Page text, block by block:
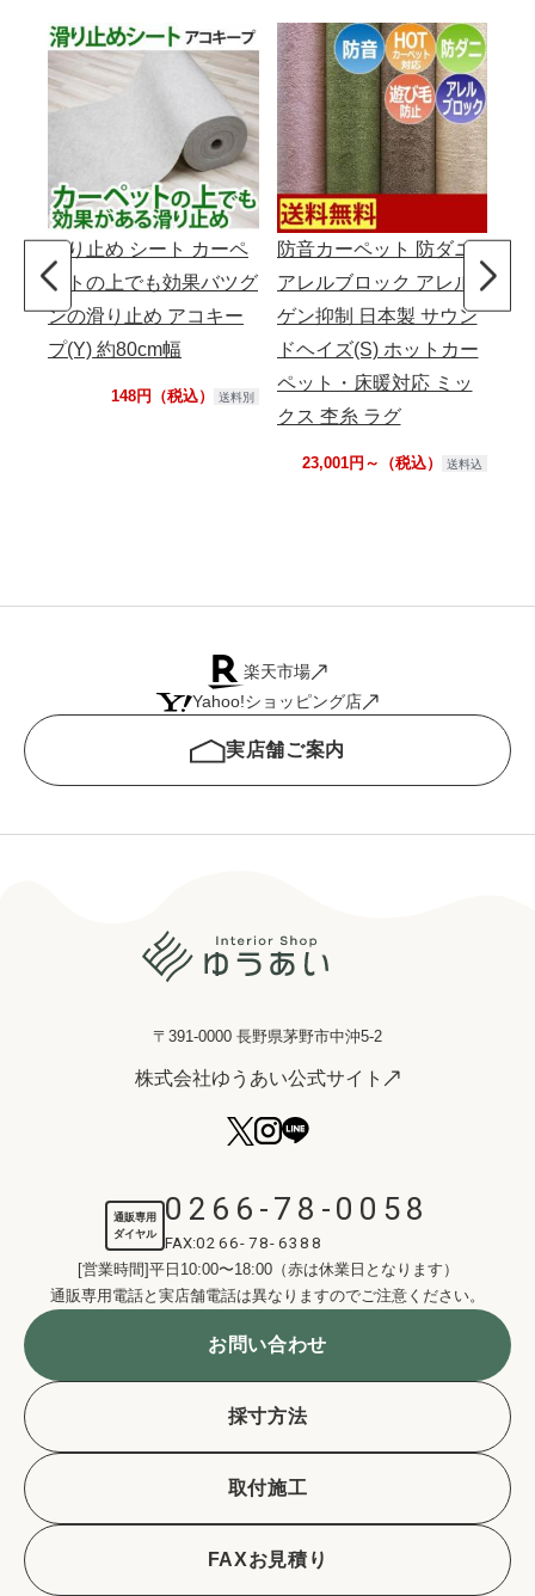
滑り止め シート カーペ
ットの上でも効果バツグ
ンの滑り止め アコキー
プ(Y) 約80cm幅
148円（税込） 送料別
防音カーペット 防ダニ
アレルブロック アレル
ゲン抑制 日本製 サウン
ドヘイズ(S) ホットカー
ペット・床暖対応 ミッ
クス 杢糸 ラグ
23,001円～（税込） 送料込
楽天市場
Yahoo!ショッピング店
実店舗ご案内
〒391-0000 長野県茅野市中沖5-2
株式会社ゆうあい公式サイト
通販専用
ダイヤル
0266-78-0058
FAX:0266-78-6388
[営業時間]平日10:00〜18:00（赤は休業日となります）
通販専用電話と実店舗電話は異なりますのでご注意ください。
お問い合わせ
採寸方法
取付施工
FAXお見積り